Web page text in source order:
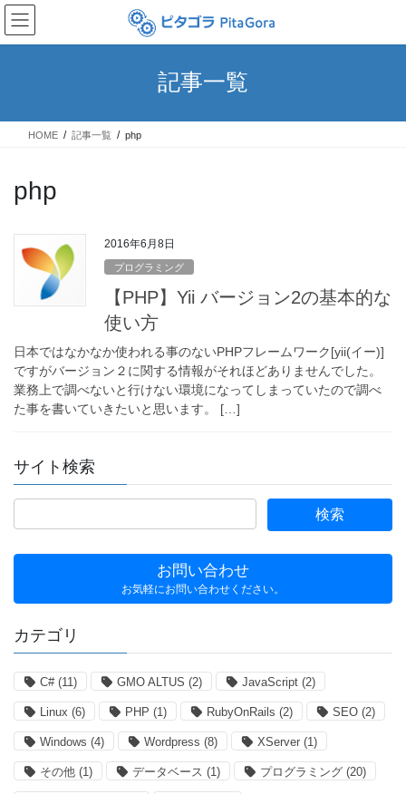
コ
ン
テ
ス
ナ
ビ
ゲ
ン
記事一覧
HOME 記事一覧 php
php
2016年6月8日
プログラミング
【PHP】Yii バージョン2の基本的な
使い方
日本ではなかなか使われる事のないPHPフレームワーク[yii(イー)]
ですがバージョン２に関する情報がそれほどありませんでした。
業務上で調べないと行けない環境になってしまっていたので調べ
た事を書いていきたいと思います。 […]
サイト検索
お問い合わせ
お気軽にお問い合わせください。
カテゴリ
C#(11) GMO ALTUS (2) JavaScript (2)
Linux (6) PHP (1) RubyOnRails (2) SEO (2)
Windows (4) Wordpress (8) XServer (1)
その他 (1) データベース (1) プログラミング (20)